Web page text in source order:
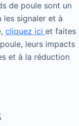
de poule sont un
les signaler et à
cliquez ici et faites
leurs impacts
et à la réduction